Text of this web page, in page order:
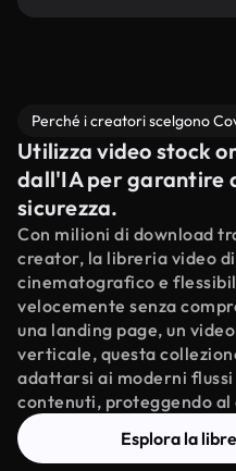
Perché i creatori scelgono
Utilizza video stock
dall'IA per garantire
sicurezza.
Con milioni di download
creator, la libreria video
cinematografico e
velocemente senza
una landing page, un
verticale, questa
adattarsi ai moderni
contenuti, proteggendo
Esplora la